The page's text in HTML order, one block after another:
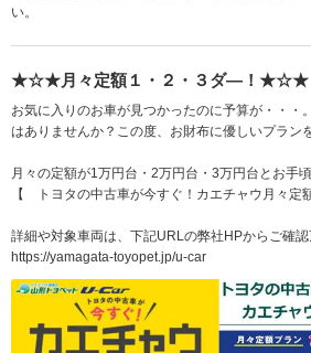
い。
★☆★月々定額１・２・３ダ―！★☆★
お気に入りのお車が見つかったのに予算が・・・
はありませんか？この度、お財布に優しいプラン
月々の定額が1万円台・2万円台・3万円台とお手
【 トヨタの中古車が今すぐ！カエチャウ月々定
詳細や対象車両は、下記URLの弊社HPからご確認
https://yamagata-toyopet.jp/u-car